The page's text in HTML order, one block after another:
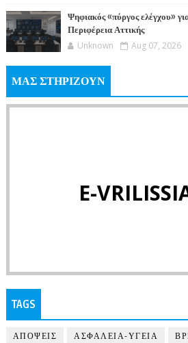
Ψηφιακός «πύργος ελέγχου»
Περιφέρεια Αττικής
Unknown Aug 07, 2026
ΜΑΣ ΣΤΗΡΙΖΟΥΝ
E-
TAGS
ΑΠΟΨΕΙΣ ΑΣΦΑΛΕΙΑ-ΥΓΕΙΑ